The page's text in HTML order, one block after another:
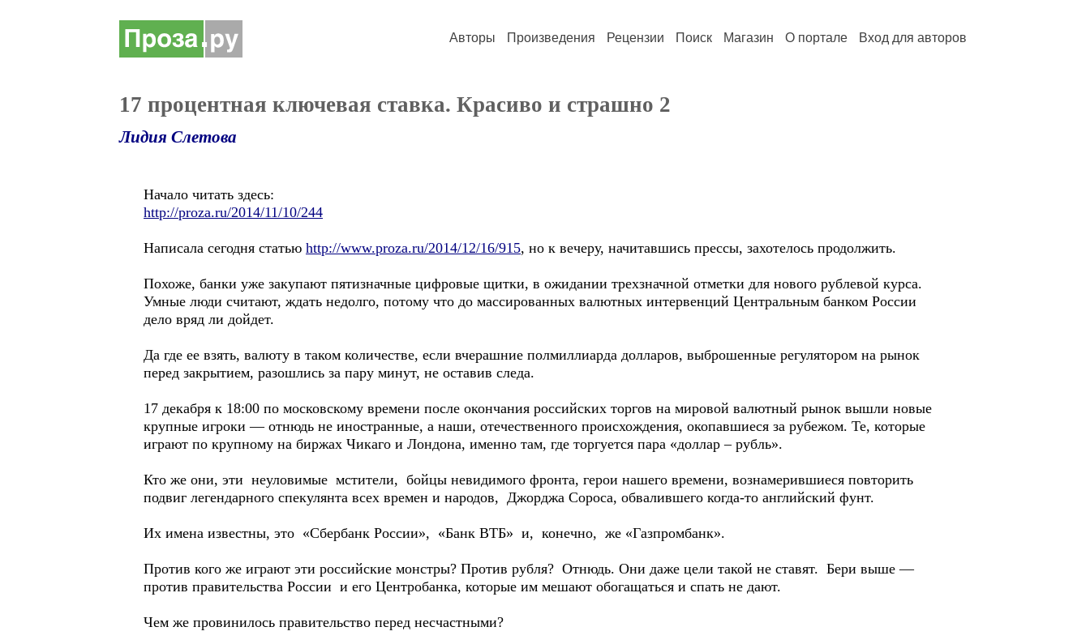
Авторы Произведения Рецензии Поиск Магазин О портале Вход для авторов
17 процентная ключевая ставка. Красиво и страшно 2
Лидия Слетова
Начало читать здесь:
http://proza.ru/2014/11/10/244
Написала сегодня статью http://www.proza.ru/2014/12/16/915, но к вечеру, начитавшись прессы, захотелось продолжить.
Похоже, банки уже закупают пятизначные цифровые щитки, в ожидании трехзначной отметки для нового рублевой курса.
Умные люди считают, ждать недолго, потому что до массированных валютных интервенций Центральным банком России
дело вряд ли дойдет.
Да где ее взять, валюту в таком количестве, если вчерашние полмиллиарда долларов, выброшенные регулятором на рынок
перед закрытием, разошлись за пару минут, не оставив следа.
17 декабря к 18:00 по московскому времени после окончания российских торгов на мировой валютный рынок вышли новые
крупные игроки — отнюдь не иностранные, а наши, отечественного происхождения, окопавшиеся за рубежом. Те, которые
играют по крупному на биржах Чикаго и Лондона, именно там, где торгуется пара «доллар – рубль».
Кто же они, эти неуловимые мстители, бойцы невидимого фронта, герои нашего времени, вознамерившиеся повторить
подвиг легендарного спекулянта всех времен и народов, Джорджа Сороса, обвалившего когда-то английский фунт.
Их имена известны, это «Сбербанк России», «Банк ВТБ» и, конечно, же «Газпромбанк».
Против кого же играют эти российские монстры? Против рубля? Отнюдь. Они даже цели такой не ставят. Бери выше —
против правительства России и его Центробанка, которые им мешают обогащаться и спать не дают.
Чем же провинилось правительство перед несчастными?